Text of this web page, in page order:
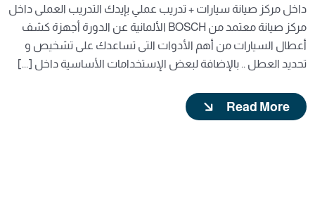
داخل مركز صيانة سيارات + تدريب عملي بإيدك التدريب العملى داخل
مركز صيانة معتمد من BOSCH الألمانية عن الدورة أجهزة كشف
أعطال السيارات من أهم الأدوات التى تساعدك على تشخيص و
تحديد العطل .. بالإضافة لبعض الإستخدامات الأساسية داخل [...]
Read More